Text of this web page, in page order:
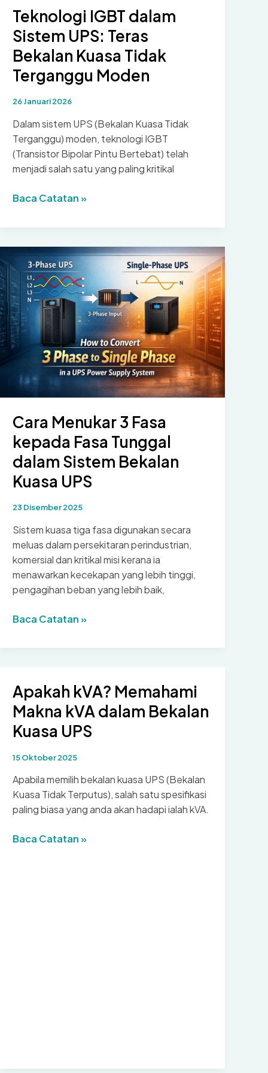
Teknologi IGBT dalam
Sistem UPS: Teras
Bekalan Kuasa Tidak
Terganggu Moden
26 Januari 2026
Dalam sistem UPS (Bekalan Kuasa Tidak
Terganggu) moden, teknologi IGBT
(Transistor Bipolar Pintu Bertebat) telah
menjadi salah satu yang paling kritikal
Teknologi
dalam
UPS:
Teras
Bekalan
Kuasa
Tidak
Terganggu
Moden
Baca Catatan »
Cara Menukar 3 Fasa
kepada Fasa Tunggal
dalam Sistem Bekalan
Kuasa UPS
23 Disember 2025
Sistem kuasa tiga fasa digunakan secara
meluas dalam persekitaran perindustrian,
komersial dan kritikal misi kerana ia
menawarkan kecekapan yang lebih tinggi,
pengagihan beban yang lebih baik,
Cara
3
Fasa
Tunggal
dalam
Sistem
Bekalan
UPS
Baca Catatan »
Apakah kVA? Memahami
Makna kVA dalam Bekalan
Kuasa UPS
15 Oktober 2025
Apabila memilih bekalan kuasa UPS (Bekalan
Kuasa Tidak Terputus), salah satu spesifikasi
paling biasa yang anda akan hadapi ialah kVA.
Apakah
Baca Catatan »